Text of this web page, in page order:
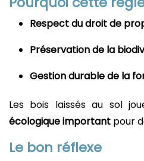
Respect du droit de
Préservation de la
Gestion durable de la
Les bois laissés au sol
écologique important pour
Le bon réflexe